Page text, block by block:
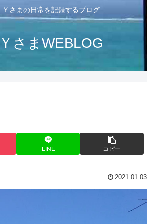
Ｙさまの日常を記録するブログ
ＹさまWEBLOG
LINE コピー
2021.01.03